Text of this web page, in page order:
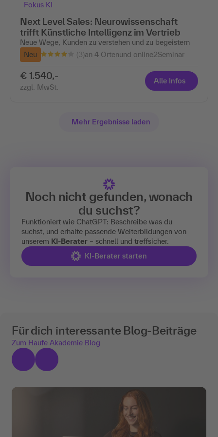
Fokus KI
Next Level Sales: Neurowissenschaft
trifft Künstliche Intelligenz im Vertrieb
Neue Wege, Kunden zu verstehen und zu begeistern
Neu
(3)an 4 Ortenund online2Seminar
€ 1.540,-
zzgl. MwSt.
Alle Infos
Mehr Ergebnisse laden
Noch nicht gefunden, wonach
du suchst?
Funktioniert wie ChatGPT: Beschreibe was du
suchst, und erhalte passende Weiterbildungen von
unserem KI-Berater – schnell und treffsicher.
KI-Berater starten
Für dich interessante Blog-Beiträge
Zum Haufe Akademie Blog